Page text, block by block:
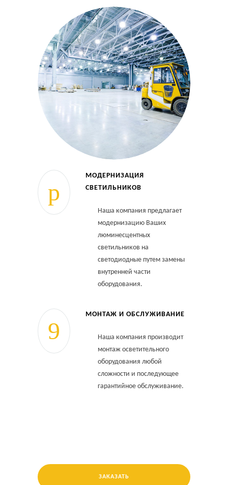
МОДЕРНИЗАЦИЯ
СВЕТИЛЬНИКОВ
Наша компания предлагает
модернизацию Ваших
люминесцентных
светильников на
светодиодные путем замены
внутренней части
оборудования.
МОНТАЖ И ОБСЛУЖИВАНИЕ
Наша компания производит
монтаж осветительного
оборудования любой
сложности и последующее
гарантийное обслуживание.
ЗАКАЗАТЬ